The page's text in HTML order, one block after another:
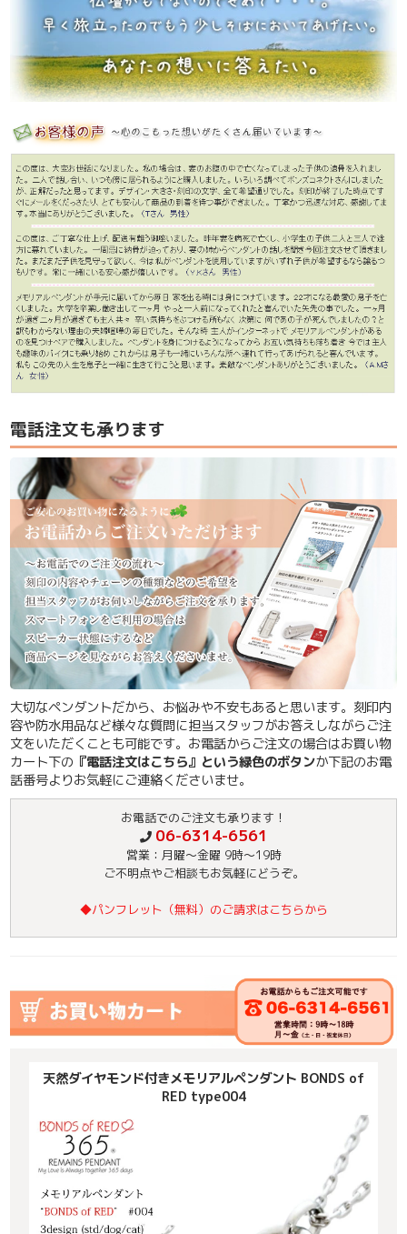
電話注文も承ります
大切なペンダントだから、お悩みや不安もあると思います。刻印内
容や防水用品など様々な質問に担当スタッフがお答えしながらご注
文をいただくことも可能です。お電話からご注文の場合はお買い物
カート下の 『電話注文はこちら』という緑色のボタンか下記のお電
話番号よりお気軽にご連絡くださいませ。
お電話でのご注文も承ります！
06-6314-6561
営業：月曜～金曜 9時～19時
ご不明点やご相談もお気軽にどうぞ。
◆パンフレット（無料）のご請求はこちらから
天然ダイヤモンド付きメモリアルペンダント BONDS of
RED type004